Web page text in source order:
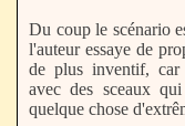
Du coup le scénario
l'auteur essaye de
de plus inventif, car
avec des sceaux
quelque chose